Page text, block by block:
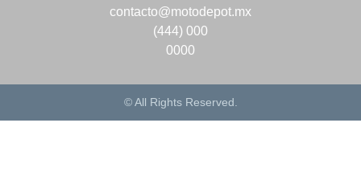
contacto@motodepot.mx
(444) 000
0000
© All Rights Reserved.